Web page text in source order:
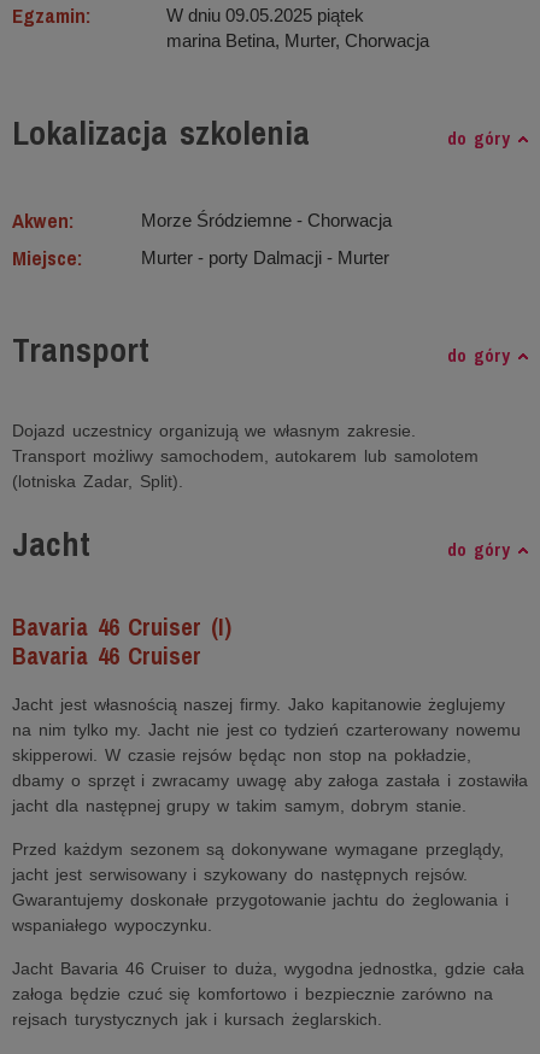
Egzamin:
W dniu 09.05.2025 piątek
marina Betina, Murter, Chorwacja
Lokalizacja szkolenia do góry
Akwen: Morze Śródziemne ‐ Chorwacja
Miejsce: Murter - porty Dalmacji - Murter
Transport do góry
Dojazd uczestnicy organizują we własnym zakresie.
Transport możliwy samochodem, autokarem lub samolotem
(lotniska Zadar, Split).
Jacht do góry
Bavaria 46 Cruiser (I)
Bavaria 46 Cruiser
Jacht jest własnością naszej firmy. Jako kapitanowie żeglujemy
na nim tylko my. Jacht nie jest co tydzień czarterowany nowemu
skipperowi. W czasie rejsów będąc non stop na pokładzie,
dbamy o sprzęt i zwracamy uwagę aby załoga zastała i zostawiła
jacht dla następnej grupy w takim samym, dobrym stanie.
Przed każdym sezonem są dokonywane wymagane przeglądy,
jacht jest serwisowany i szykowany do następnych rejsów.
Gwarantujemy doskonałe przygotowanie jachtu do żeglowania i
wspaniałego wypoczynku.
Jacht Bavaria 46 Cruiser to duża, wygodna jednostka, gdzie cała
załoga będzie czuć się komfortowo i bezpiecznie zarówno na
rejsach turystycznych jak i kursach żeglarskich.